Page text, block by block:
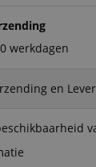
werkdagen
en